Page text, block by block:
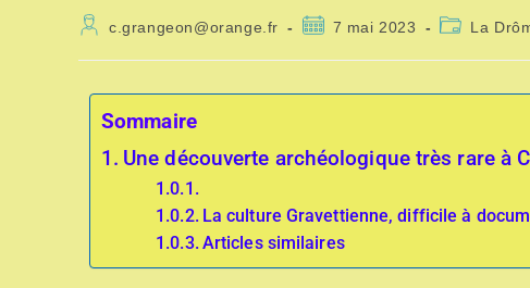
c.grangeon@orange.fr 7 mai 2023 La
Sommaire
Une découverte archéologique très rare à
La culture Gravettienne, difficile à
Articles similaires